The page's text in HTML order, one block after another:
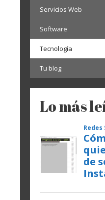
Servicios Web
Software
Tecnología
Tu blog
Lo más